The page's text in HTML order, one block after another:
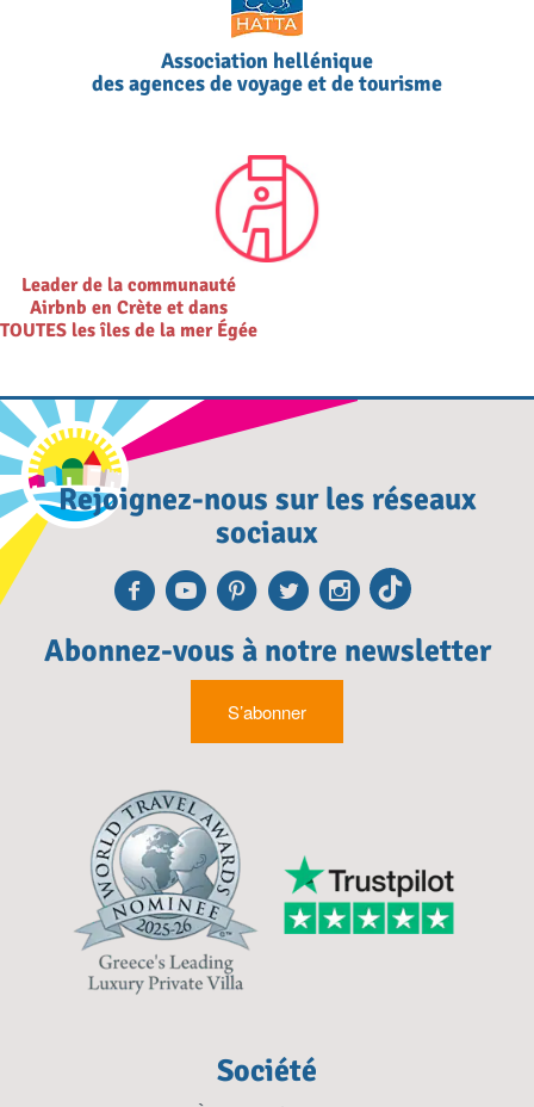
Association hellénique
des agences de voyage et de tourisme
Leader de la communauté
Airbnb en Crète et dans
TOUTES les îles de la mer Égée
Rejoignez-nous sur les réseaux
sociaux
Facebook
Youtube
Pinterest
TwitterTikTok
Abonnez-vous à notre newsletter
S’abonner
Société